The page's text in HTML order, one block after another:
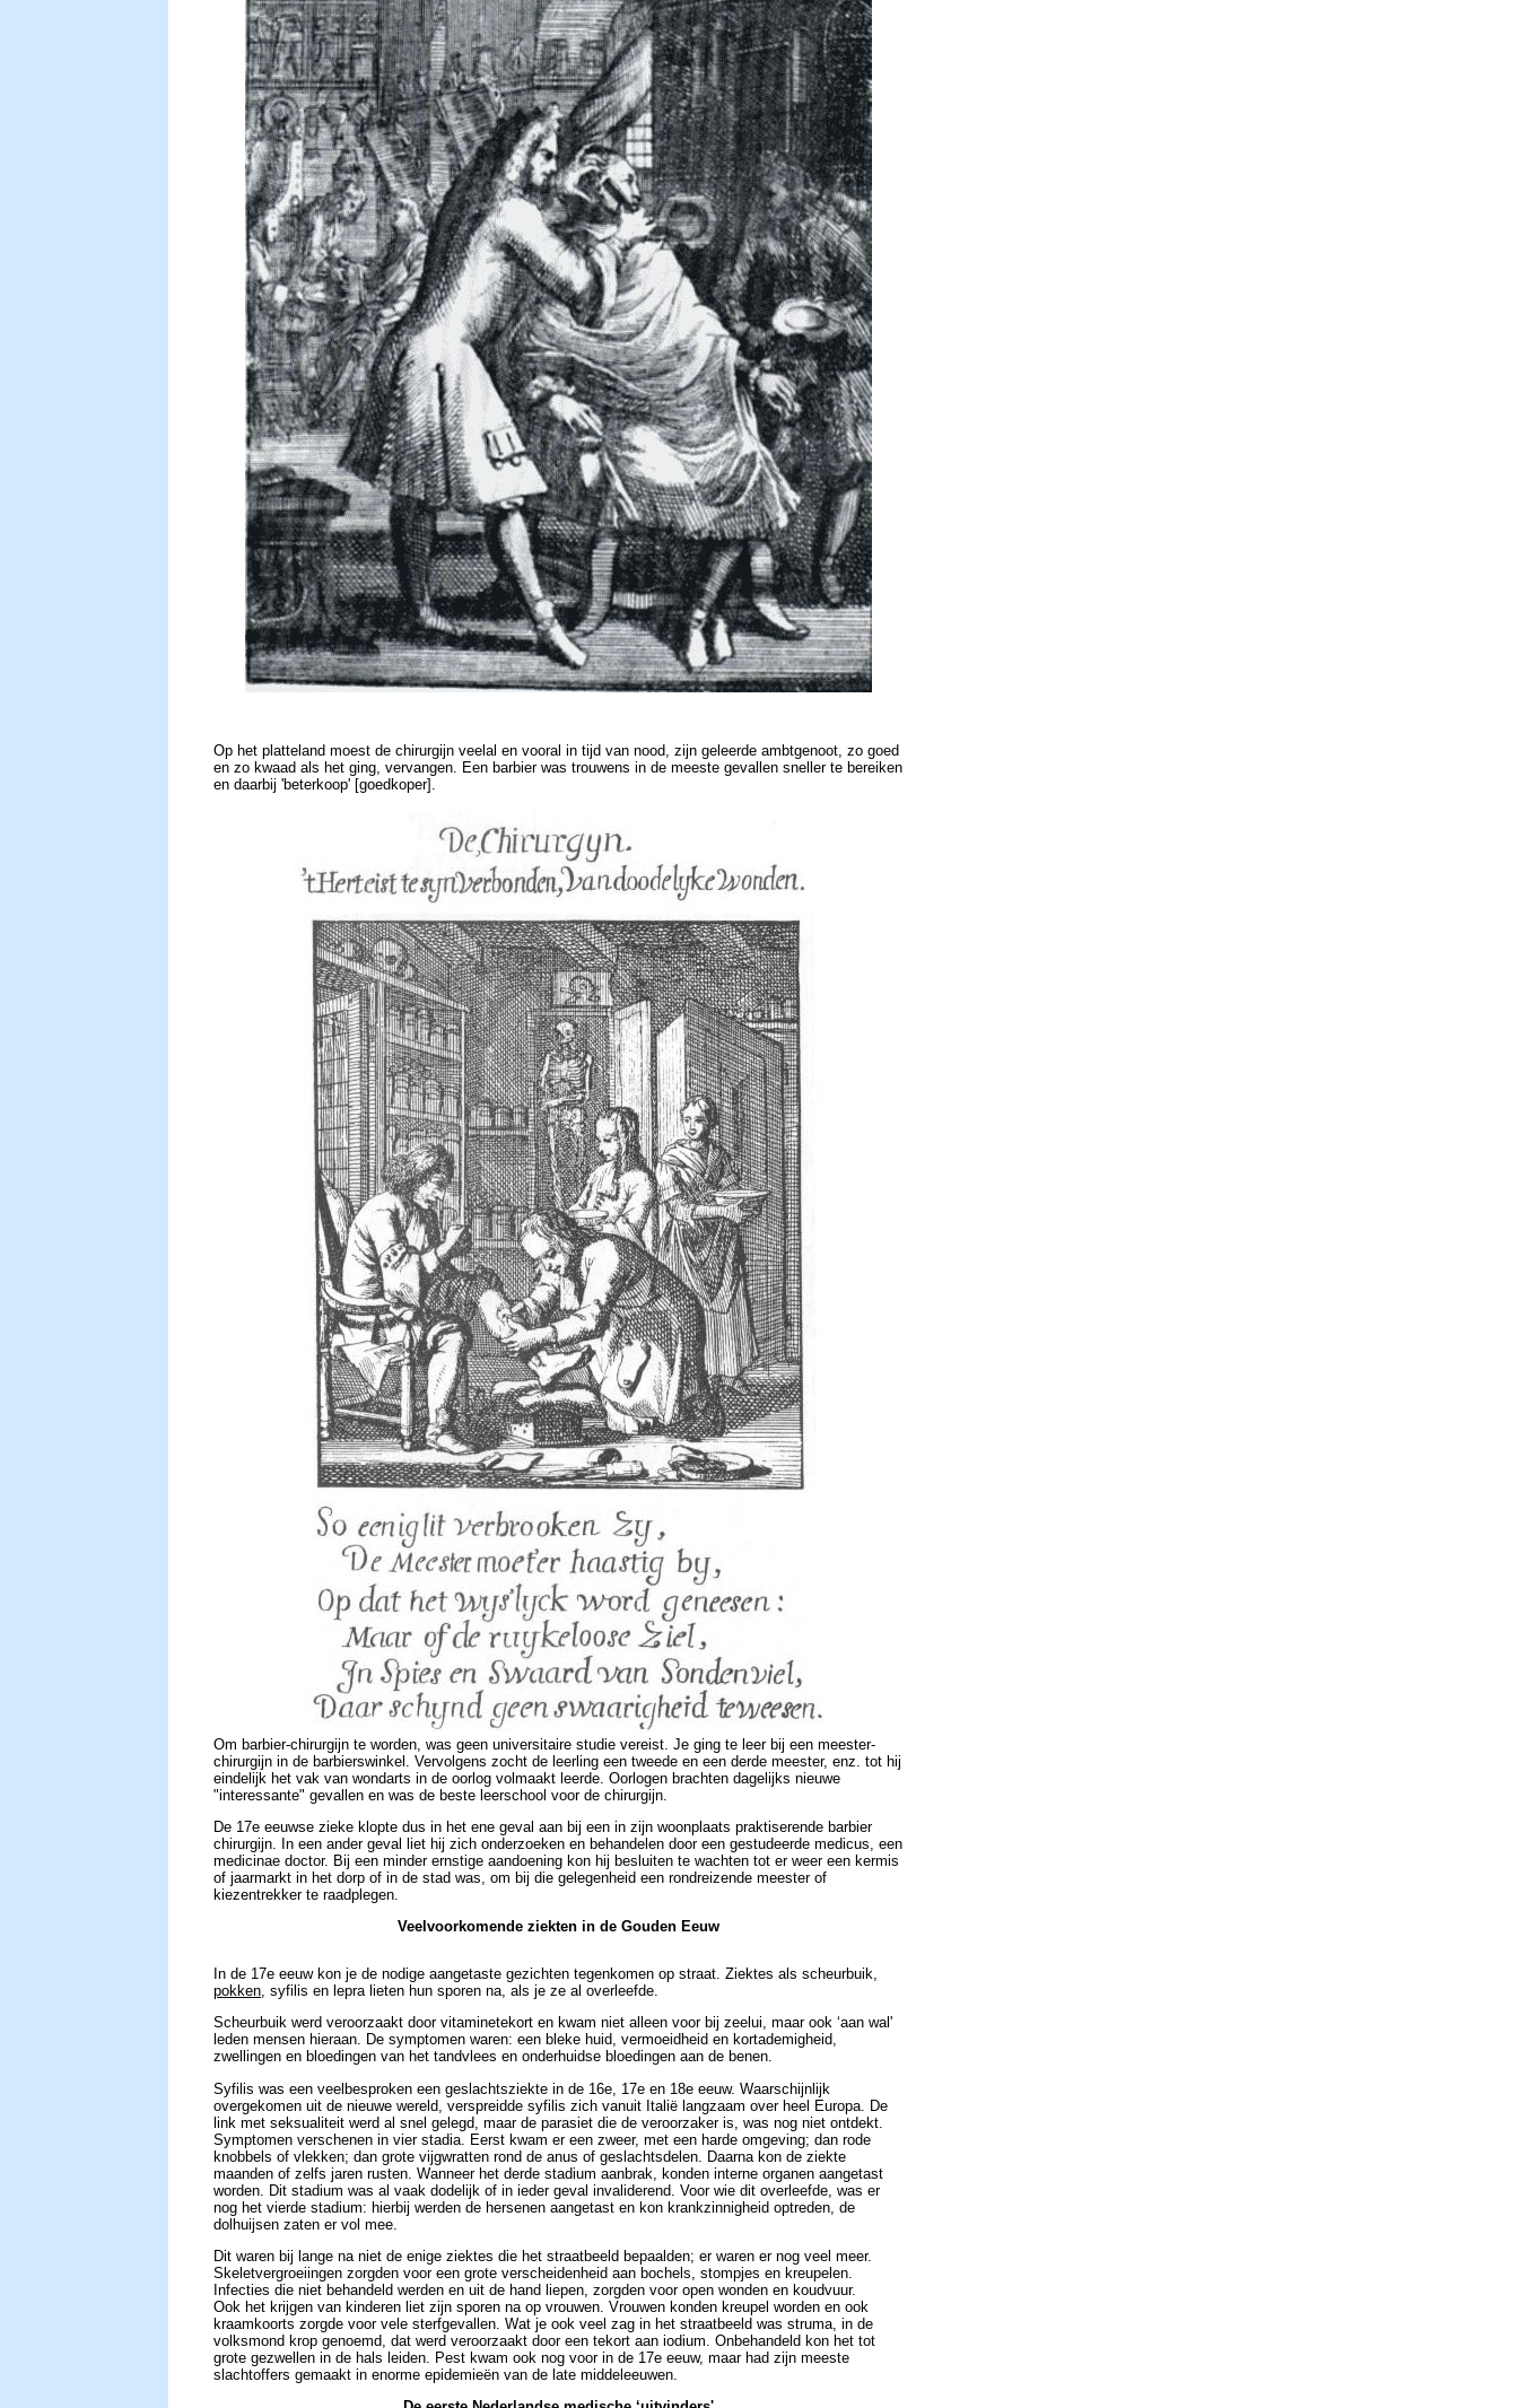
Op het platteland moest de chirurgijn veelal en vooral in tijd van nood, zijn geleerde ambtgenoot, zo goed
en zo kwaad als het ging, vervangen. Een barbier was trouwens in de meeste gevallen sneller te bereiken
en daarbij 'beterkoop' [goedkoper].
Om barbier-chirurgijn te worden, was geen universitaire studie vereist. Je ging te leer bij een meester-
chirurgijn in de barbierswinkel. Vervolgens zocht de leerling een tweede en een derde meester, enz. tot hij
eindelijk het vak van wondarts in de oorlog volmaakt leerde. Oorlogen brachten dagelijks nieuwe
"interessante" gevallen en was de beste leerschool voor de chirurgijn.
De 17e eeuwse zieke klopte dus in het ene geval aan bij een in zijn woonplaats praktiserende barbier
chirurgijn. In een ander geval liet hij zich onderzoeken en behandelen door een gestudeerde medicus, een
medicinae doctor. Bij een minder ernstige aandoening kon hij besluiten te wachten tot er weer een kermis
of jaarmarkt in het dorp of in de stad was, om bij die gelegenheid een rondreizende meester of
kiezentrekker te raadplegen.
Veelvoorkomende ziekten in de Gouden Eeuw
In de 17e eeuw kon je de nodige aangetaste gezichten tegenkomen op straat. Ziektes als scheurbuik,
pokken, syfilis en lepra lieten hun sporen na, als je ze al overleefde.
Scheurbuik werd veroorzaakt door vitaminetekort en kwam niet alleen voor bij zeelui, maar ook ‘aan wal'
leden mensen hieraan. De symptomen waren: een bleke huid, vermoeidheid en kortademigheid,
zwellingen en bloedingen van het tandvlees en onderhuidse bloedingen aan de benen.
Syfilis was een veelbesproken een geslachtsziekte in de 16e, 17e en 18e eeuw. Waarschijnlijk
overgekomen uit de nieuwe wereld, verspreidde syfilis zich vanuit Italië langzaam over heel Europa. De
link met seksualiteit werd al snel gelegd, maar de parasiet die de veroorzaker is, was nog niet ontdekt.
Symptomen verschenen in vier stadia. Eerst kwam er een zweer, met een harde omgeving; dan rode
knobbels of vlekken; dan grote vijgwratten rond de anus of geslachtsdelen. Daarna kon de ziekte
maanden of zelfs jaren rusten. Wanneer het derde stadium aanbrak, konden interne organen aangetast
worden. Dit stadium was al vaak dodelijk of in ieder geval invaliderend. Voor wie dit overleefde, was er
nog het vierde stadium: hierbij werden de hersenen aangetast en kon krankzinnigheid optreden, de
dolhuijsen zaten er vol mee.
Dit waren bij lange na niet de enige ziektes die het straatbeeld bepaalden; er waren er nog veel meer.
Skeletvergroeiingen zorgden voor een grote verscheidenheid aan bochels, stompjes en kreupelen.
Infecties die niet behandeld werden en uit de hand liepen, zorgden voor open wonden en koudvuur.
Ook het krijgen van kinderen liet zijn sporen na op vrouwen. Vrouwen konden kreupel worden en ook
kraamkoorts zorgde voor vele sterfgevallen. Wat je ook veel zag in het straatbeeld was struma, in de
volksmond krop genoemd, dat werd veroorzaakt door een tekort aan iodium. Onbehandeld kon het tot
grote gezwellen in de hals leiden. Pest kwam ook nog voor in de 17e eeuw, maar had zijn meeste
slachtoffers gemaakt in enorme epidemieën van de late middeleeuwen.